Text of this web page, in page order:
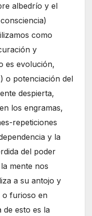
albedrío y el
como
y
es evolución,
o potenciación del
despierta,
los engramas,
repeticiones
y la
del poder
mente nos
a su antojo y
o furioso en
de esto es la